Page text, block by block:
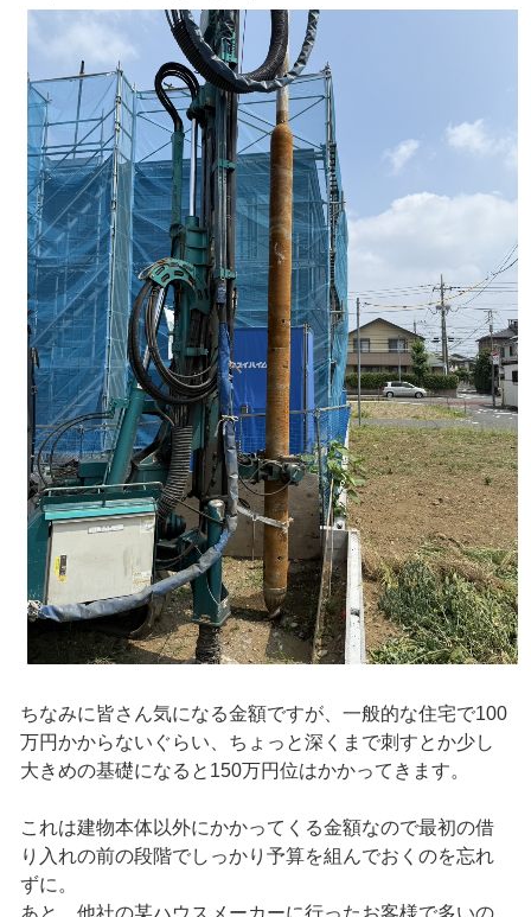
ちなみに皆さん気になる金額ですが、一般的な住宅で100
万円かからないぐらい、ちょっと深くまで刺すとか少し
大きめの基礎になると150万円位はかかってきます。
これは建物本体以外にかかってくる金額なので最初の借
り入れの前の段階でしっかり予算を組んでおくのを忘れ
ずに。